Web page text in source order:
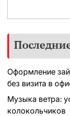
Оформление
без визита в
Музыка ветра:
колокольчиков